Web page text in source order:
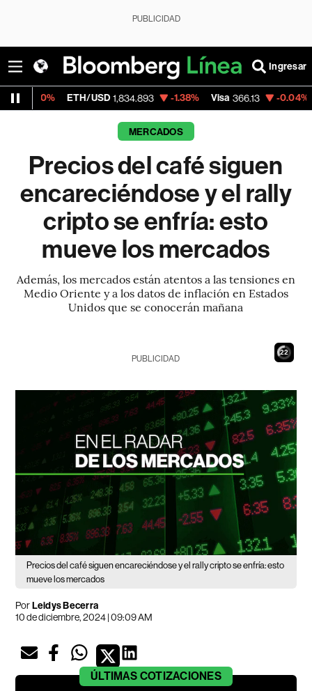
PUBLICIDAD
Ingresar
ETH/USD 1,834.893 -1.38% Visa 366.13 -0.04%
MERCADOS
Precios del café siguen
encareciéndose y el rally
cripto se enfría: esto
mueve los mercados
Además, los mercados están atentos a las tensiones en
Medio Oriente y a los datos de inflación en Estados
Unidos que se conocerán mañana
21
PUBLICIDAD
Precios del café siguen encareciéndose y el rally cripto se enfría: esto
mueve los mercados
PorLeidys Becerra
10 de diciembre, 2024 | 09:09 AM
ÚLTIMAS COTIZACIONES